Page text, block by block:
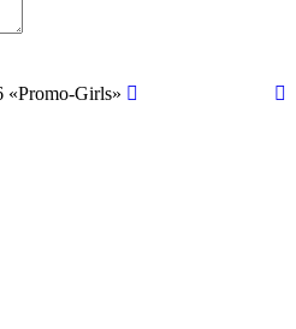
«Promo-Girls»